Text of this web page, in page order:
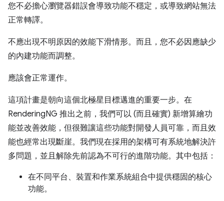
您不必擔心瀏覽器錯誤會導致功能不穩定，或導致網站無法
正常轉譯。
不應出現不明原因的效能下滑情形。而且，您不必因應缺少
的內建功能而調整。
應該會正常運作。
這項計畫是朝向這個北極星目標邁進的重要一步。在
RenderingNG 推出之前，我們可以 (而且確實) 新增算繪功
能並改善效能，但很難讓這些功能對開發人員可靠，而且效
能也經常出現斷崖。我們現在採用的架構可有系統地解決許
多問題，並且解除先前認為不可行的進階功能。其中包括：
在不同平台、裝置和作業系統組合中提供穩固的核心
功能。